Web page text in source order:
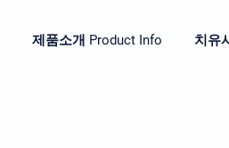
제품소개 Product Info 치유